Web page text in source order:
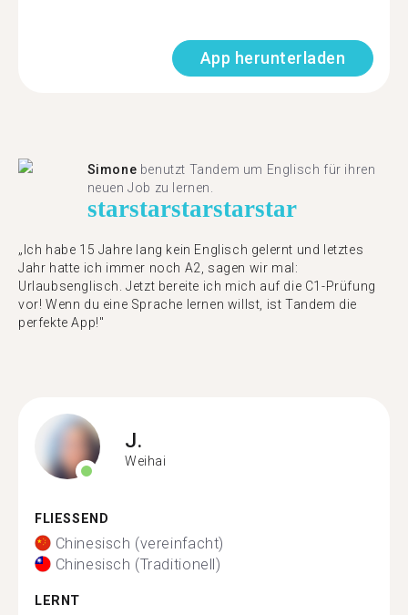
App herunterladen
Simone benutzt Tandem um Englisch für ihren
neuen Job zu lernen.
starstarstarstarstar
„Ich habe 15 Jahre lang kein Englisch gelernt und letztes
Jahr hatte ich immer noch A2, sagen wir mal:
Urlaubsenglisch. Jetzt bereite ich mich auf die C1-Prüfung
vor! Wenn du eine Sprache lernen willst, ist Tandem die
perfekte App!"
J.
Weihai
FLIESSEND
Chinesisch (vereinfacht)
Chinesisch (Traditionell)
LERNT